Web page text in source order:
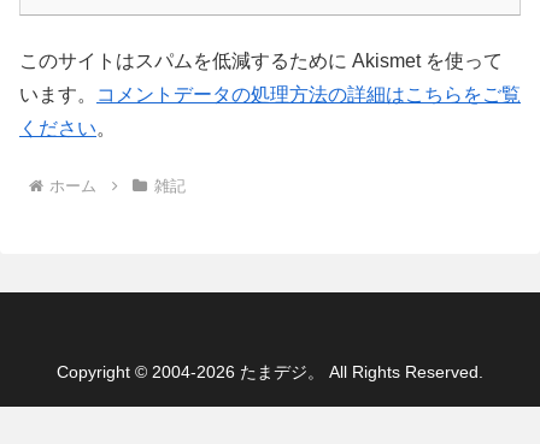
このサイトはスパムを低減するために Akismet を使って
います。
コメントデータの処理方法の詳細はこちらをご覧
ください。
ホーム 雑記
Copyright © 2004-2026 たまデジ。 All Rights Reserved.